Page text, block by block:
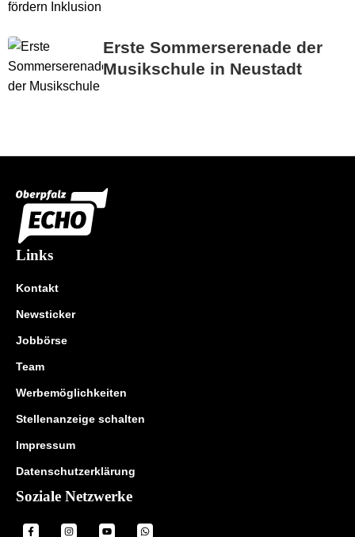
Erste Sommerserenade der
Musikschule in Neustadt
Links
Kontakt
Newsticker
Jobbörse
Team
Werbemöglichkeiten
Stellenanzeige schalten
Impressum
Datenschutzerklärung
Soziale Netzwerke